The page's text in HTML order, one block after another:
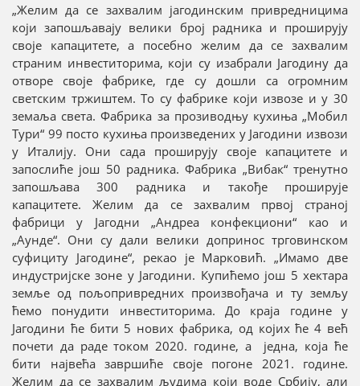
„Желим да се захвалим јагодинским привредницима
који запошљавају велики број радника и проширују
своје капацитете, а посебно желим да се захвалим
страним инвеститорима, који су изабрали Јагодину да
отворе своје фабрике, где су дошли са огромним
светским тржиштем. То су фабрике који извозе и у 30
земаља света. Фабрика за прозиводњу кухиња „Мобил
Тури“ 99 посто кухиња произведених у Јагодини извози
у Италију. Они сада проширују своје капацитете и
запослиће још 50 радника. Фабрика „Вибак“ тренутно
запошљава 300 радника и такође проширује
капацитете. Желим да се захвалим првој страној
фабрици у Јагодни „Андреа конфекциони“ као и
„Аунде“. Они су дали велики допринос трговинском
суфициту Јагодине“, рекао је Марковић. „Имамо две
индустријске зоне у Јагодини. Купићемо још 5 хектара
земље од пољопривредних произвођача и ту земљу
ћемо понудити инвеститорима. До краја године у
Јагодини ће бити 5 нових фабрика, од којих ће 4 већ
почети да раде током 2020. године, а једна, која ће
бити највећа завршиће своје погоне 2021. године.
Желим да се захвалим људима који воде Србију, али